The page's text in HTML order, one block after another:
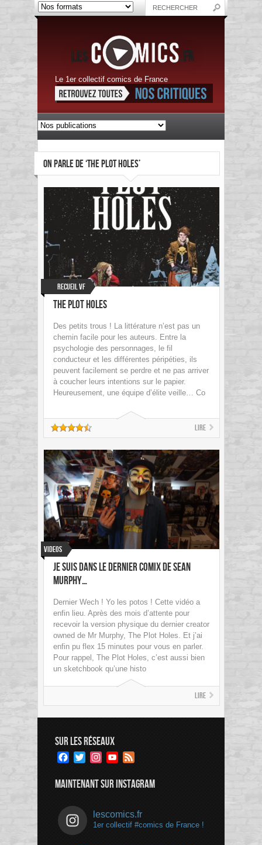
Le 1er collectif comics de France
ON PARLE DE ‘THE PLOT HOLES’
Recueil VF
The Plot Holes
Des petits trous ! La littérature n’est pas un
chemin facile pour les auteurs. Entre la
psychologie des personnages, le fil
conducteur et les différentes péripéties, ils
peuvent facilement se perdre et ne pas arriver
à coucher leurs intentions sur le papier.
Heureusement, une équipe d’élite veille… Co
Lire
Videos
Je suis dans le dernier comix de Sean
Murphy…
Dernier Wech ! Yo les potos ! Cette vidéo a
enfin lieu. Après des mois d’attente pour
recevoir la version physique du dernier creator
owned de Mr Murphy, The Plot Holes. Et j’ai
enfin pu flex 15 minutes pour vous en parler.
Pour rappel, The Plot Holes, c’est aussi bien
un sketchbook qu’une histo
Lire
SUR LES RÉSEAUX
Facebook
TwitterInstagramYouTube
MAINTENANT SUR INSTAGRAM
lescomics.fr
1er collectif #comics de France !